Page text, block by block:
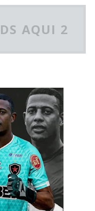
AQUI 2